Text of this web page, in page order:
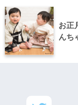
お正
んち